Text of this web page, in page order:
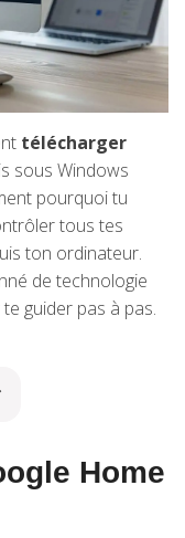
télécharger
sous Windows
pourquoi tu
tous tes
ton ordinateur.
de technologie
guider pas à pas.
Home